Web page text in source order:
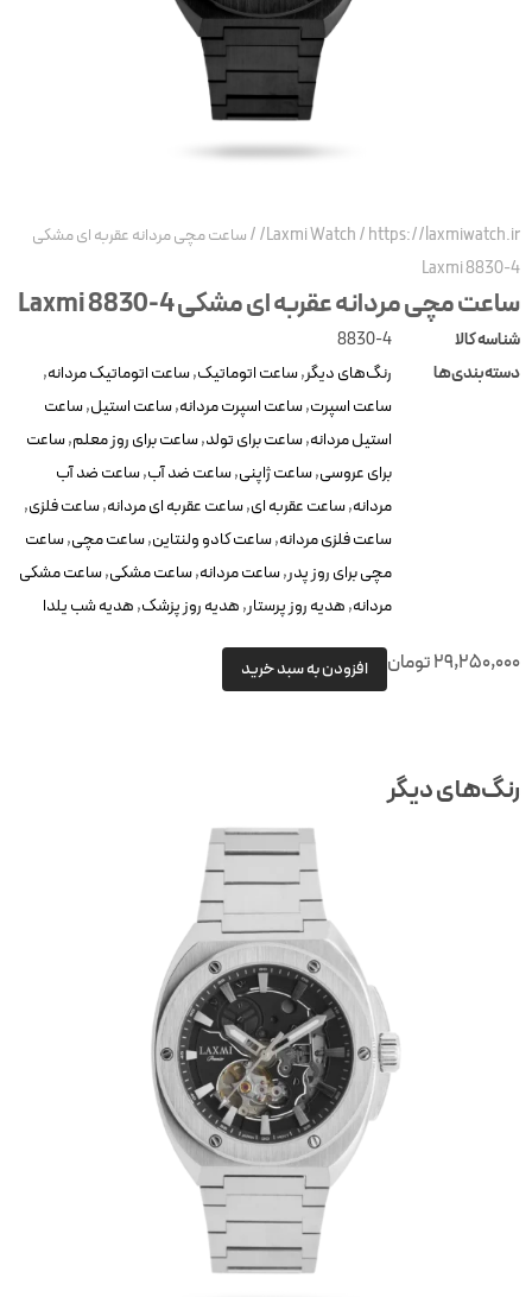
Laxmi Watch/https://laxmiwatch.ir/
/ساعت مچی مردانه عقربه ای مشکی
Laxmi 8830-4
ساعت مچی مردانه عقربه ای مشکی Laxmi 8830-4
شناسه کالا
8830-4
دسته‌بندی‌ها
رنگ‌های دیگر,ساعت اتوماتیک,ساعت اتوماتیک مردانه,
ساعت اسپرت,ساعت اسپرت مردانه,ساعت استیل,ساعت
استیل مردانه,ساعت برای تولد,ساعت برای روز معلم,ساعت
برای عروسی,ساعت ژاپنی,ساعت ضد آب,ساعت ضد آب
مردانه,ساعت عقربه ای,ساعت عقربه ای مردانه,ساعت فلزی,
ساعت فلزی مردانه,ساعت کادو ولنتاین,ساعت مچی,ساعت
مچی برای روز پدر,ساعت مردانه,ساعت مشکی,ساعت مشکی
مردانه,هدیه روز پرستار,هدیه روز پزشک,هدیه شب یلدا
29,250,000تومان افزودن به سبد خرید
رنگ‌های دیگر